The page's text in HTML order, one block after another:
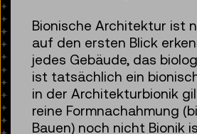
Bionische Architektur ist
auf den ersten Blick
jedes Gebäude, das
ist tatsächlich ein
in der Architekturbionik
reine Formnachahmung
Bauen) noch nicht Bionik